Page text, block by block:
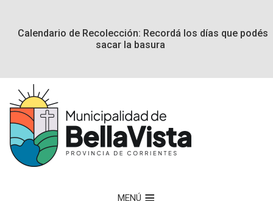
Calendario de Recolección: Recordá los días que podés
sacar la basura
MENÚ